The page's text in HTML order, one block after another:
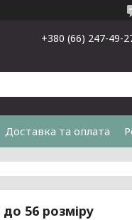
+380 (66) 247-49-
Доставка та оплата
56 розміру